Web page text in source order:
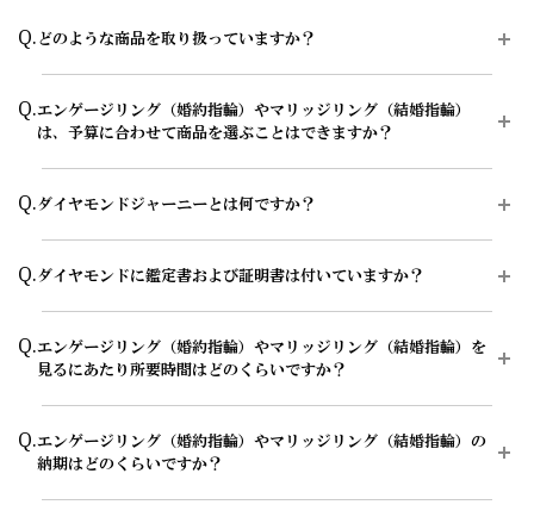
Q.どのような商品を取り扱っていますか？
種類・マリッジリング（結婚指輪）約550種類、その他セットリン
グ・エタニティリングなどのブライダルジュエリーを中心に、ネック
級感のある豊富なダイヤモンドジュエリーを取り扱っています。
商品によって店舗での取り扱いや在庫状況が異なるため、気になる商
案内が可能です。
エンゲージリング（婚約指輪）の一覧ページはこちら
マリッジリング（結婚指輪）の一覧ページはこちら
エタニティリングの一覧ページはこちら
Q.エンゲージリング（婚約指輪）やマリッジリング（結婚指輪）
は、予算に合わせて商品を選ぶことはできますか？
輪）やマリッジリング（結婚指輪）の購入方法として、ダイヤモン
す。
希望の価格帯に合う商品をコンシェルジュがご提案いたします。
エンゲージリング（婚約指輪）のオーダーシステムはこちら
マリッジリング（結婚指輪）のオーダーシステムはこちら
Q.ダイヤモンドジャーニーとは何ですか？
ようにカッティングされたのかを確認できるシステムで、エクセルコ
め、選んだダイヤモンドの背景や輝きの理由を知ることができます。
また、紛争ダイヤモンドやリユース・リサイクルダイヤモンドではな
い、ヴァージン・ダイヤモンドであることの証明にもつながるとされ
※一定の基準を満たしたダイヤモンドに付与しています。
Q.ダイヤモンドに鑑定書および証明書は付いていますか？
ーダイヤモンドには、品質を示す「鑑定書（グレーディング・レポー
ト）」、ダイヤモンドの輝きを科学的に測定・評価する「サリネ・ラ
書」を発行しております。
※0.25ct未満およびHカラー以下、クラリティがSI1以下など、一部の
ダイヤモンドにはサリネ・ライトレポートの発行はありません。
Q.エンゲージリング（婚約指輪）やマリッジリング（結婚指輪）を
見るにあたり所要時間はどのくらいですか？
が可能ですのでお気軽にお申し付けください。
ご来店予約はこちら
Q.エンゲージリング（婚約指輪）やマリッジリング（結婚指輪）の
納期はどのくらいですか？